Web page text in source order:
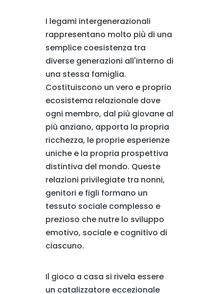
I legami intergenerazionali
rappresentano molto più di una
semplice coesistenza tra
diverse generazioni all'interno di
una stessa famiglia.
Costituiscono un vero e proprio
ecosistema relazionale dove
ogni membro, dal più giovane al
più anziano, apporta la propria
ricchezza, le proprie esperienze
uniche e la propria prospettiva
distintiva del mondo. Queste
relazioni privilegiate tra nonni,
genitori e figli formano un
tessuto sociale complesso e
prezioso che nutre lo sviluppo
emotivo, sociale e cognitivo di
ciascuno.
Il gioco a casa si rivela essere
un catalizzatore eccezionale